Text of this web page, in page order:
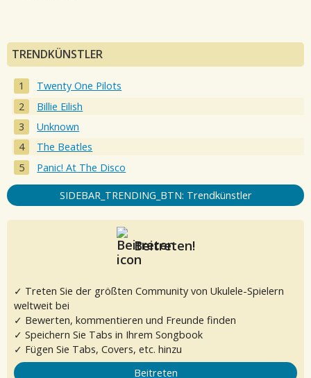
TRENDKÜNSTLER
Twenty One Pilots
Billie Eilish
Unknown
The Beatles
Panic! At The Disco
SIDEBAR_TRENDING_BTN: Trendkünstler
Beitreten!
✓ Treten Sie der größten Community von Ukulele-Spielern
weltweit bei
✓ Bewerten, kommentieren und Freunde finden
✓ Speichern Sie Tabs in Ihrem Songbook
✓ Fügen Sie Tabs, Covers, etc. hinzu
Beitreten